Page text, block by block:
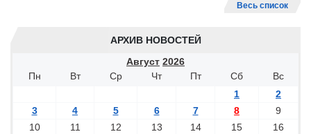
Весь список
АРХИВ НОВОСТЕЙ
Август 2026
Пн
Вт Ср Чт Пт Сб
Вс
1
2
3
4 5 6 7 8
9
10
11 12 13 14 15
16